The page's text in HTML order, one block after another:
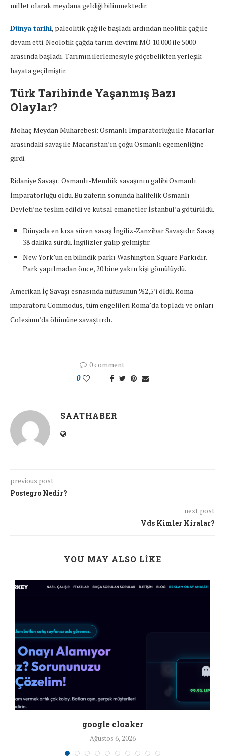
millet olarak meydana geldiği bilinmektedir.
Dünya tarihi, paleolitik çağ ile başladı ardından neolitik çağ ile
devam etti. Neolotik çağda tarım devrimi MÖ 10.000 ile 5000
arasında başladı. Tarımın ilerlemesiyle göçebelikten yerleşik
hayata geçilmiştir.
Türk Tarihinde Yaşanmış Bazı
Olaylar?
Mohaç Meydan Muharebesi: Osmanlı İmparatorluğu ile Macarlar
arasındaki savaş ile Macaristan’ın çoğu Osmanlı egemenliğine
girdi.
Ridaniye Savaşı: Osmanlı-Memlük savaşının galibi Osmanlı
İmparatorluğu oldu. Bu zaferin sonunda halifelik Osmanlı
Devleti’ne teslim edildi ve kutsal emanetler İstanbul’a götürüldü.
Dünyada en kısa süren savaş İngiliz-Zanzibar Savaşıdır. Savaş
38 dakika sürdü. İngilizler galip gelmiştir.
New York’un en bilindik parkı Washington Square Parkıdır.
Park yapılmadan önce, 20 bine yakın kişi gömülüydü.
Amerikan İç Savaşı esnasında nüfusunun %2,5’i öldü. Roma
imparatoru Commodus, tüm engelileri Roma’da topladı ve onları
Colesium’da ölümüne savaştırdı.
0 comment
0
SAATHABER
previous post
Postegro Nedir?
next post
Vds Kimler Kiralar?
YOU MAY ALSO LIKE
google cloaker
Ağustos 6, 2026